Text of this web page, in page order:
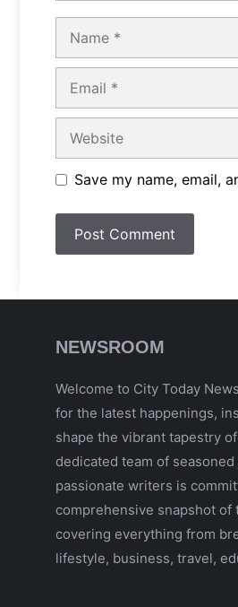
Save my name, email,
NEWSROOM
Welcome to City Today
for the latest happenings,
shape the vibrant tapestry
dedicated team of
passionate writers is
comprehensive snapshot of
covering everything from
lifestyle, business, travel,